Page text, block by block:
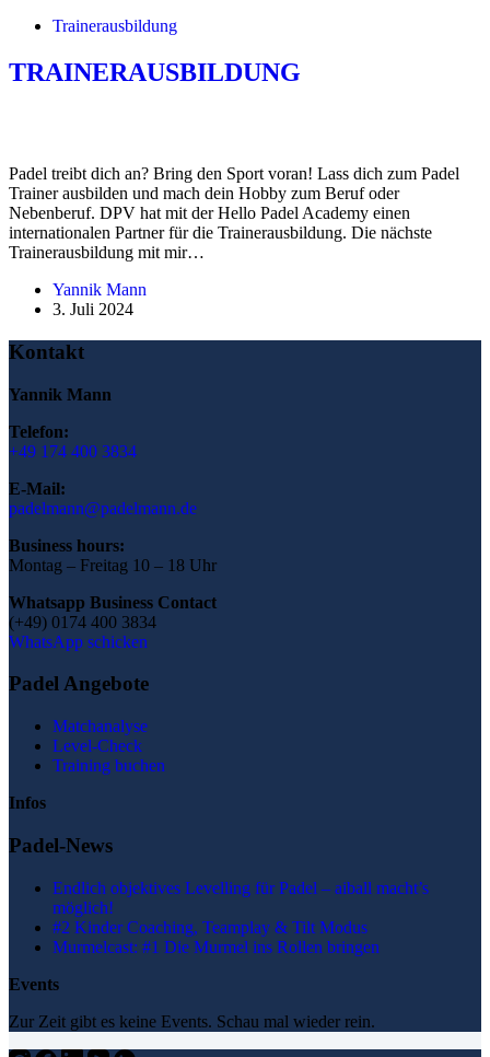
Trainerausbildung
TRAINERAUSBILDUNG
Padel treibt dich an? Bring den Sport voran! Lass dich zum Padel
Trainer ausbilden und mach dein Hobby zum Beruf oder
Nebenberuf. DPV hat mit der Hello Padel Academy einen
internationalen Partner für die Trainerausbildung. Die nächste
Trainerausbildung mit mir…
Yannik Mann
3. Juli 2024
Kontakt
Yannik Mann
Telefon:
+49 174 400 3834
E-Mail:
padelmann@padelmann.de
Business hours:
Montag – Freitag 10 – 18 Uhr
Whatsapp Business Contact
(+49) 0174 400 3834
WhatsApp schicken
Padel Angebote
Matchanalyse
Level-Check
Training buchen
Infos
Padel-News
Endlich objektives Levelling für Padel – aiball macht’s
möglich!
#2 Kinder Coaching, Teamplay & Tilt Modus
Murmelcast: #1 Die Murmel ins Rollen bringen
Events
Zur Zeit gibt es keine Events. Schau mal wieder rein.